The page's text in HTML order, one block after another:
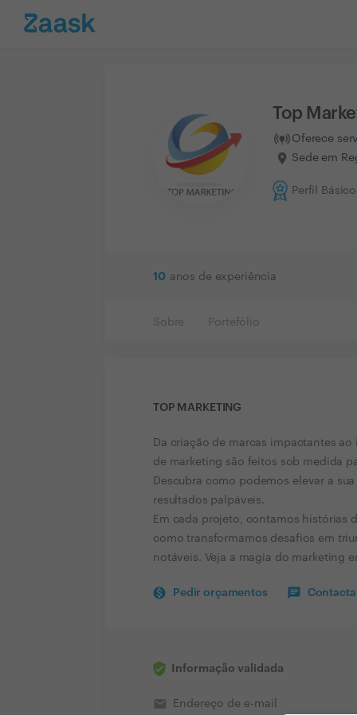
Top
Oferece
Sede em
Perfil Básico
10 anos de experiência
Sobre Portefólio
TOP MARKETING
Da criação de marcas impactantes
de marketing são feitos sob medida
Descubra como podemos elevar a
resultados palpáveis.
Em cada projeto, contamos histórias
como transformamos desafios em
notáveis. Veja a magia do marketing
Pedir orçamentos
Informação validada
email Endereço de e-mail